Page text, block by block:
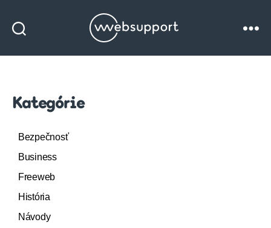
Websupport
Kategórie
Bezpečnosť
Business
Freeweb
História
Návody